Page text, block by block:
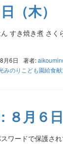
（木）
焼き煮 さくら
月6日 著者:
みのりこども園給食献
８月６日
ワードで保護さ